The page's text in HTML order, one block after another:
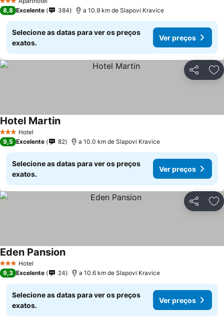
3 Estrelas
8,8 Excelente 384 a 10.9 km de Slapovi Kravice
Selecione as datas para ver os preços
exatos.
Ver preços
Partilhar
3 EstrelasHotel
Hotel Martin
9,5 Excelente 82 a 10.0 km de Slapovi Kravice
Selecione as datas para ver os preços
exatos.
Ver preços
Partilhar
3 EstrelasHotel
Eden Pansion
9,3 Excelente 24 a 10.6 km de Slapovi Kravice
Selecione as datas para ver os preços
exatos.
Ver preços